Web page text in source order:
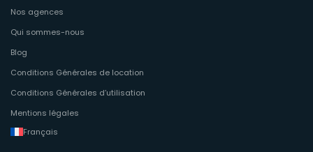
Nos agences
Qui sommes-nous
Blog
Conditions Générales de location
Conditions Générales d’utilisation
Mentions légales
Français